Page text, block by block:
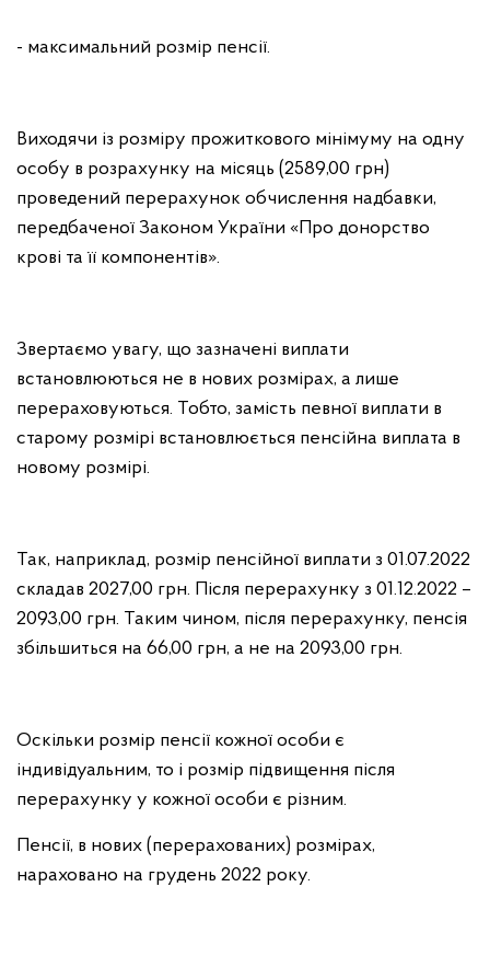
- максимальний розмір пенсії.
Виходячи із розміру прожиткового мінімуму на одну
особу в розрахунку на місяць (2589,00 грн)
проведений перерахунок обчислення надбавки,
передбаченої Законом України «Про донорство
крові та її компонентів».
Звертаємо увагу, що зазначені виплати
встановлюються не в нових розмірах, а лише
перераховуються. Тобто, замість певної виплати в
старому розмірі встановлюється пенсійна виплата в
новому розмірі.
Так, наприклад, розмір пенсійної виплати з 01.07.2022
складав 2027,00 грн. Після перерахунку з 01.12.2022 –
2093,00 грн. Таким чином, після перерахунку, пенсія
збільшиться на 66,00 грн, а не на 2093,00 грн.
Оскільки розмір пенсії кожної особи є
індивідуальним, то і розмір підвищення після
перерахунку у кожної особи є різним.
Пенсії, в нових (перерахованих) розмірах,
нараховано на грудень 2022 року.